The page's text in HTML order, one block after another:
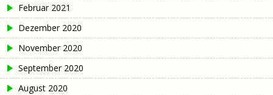
Februar 2021
Dezember 2020
November 2020
September 2020
August 2020